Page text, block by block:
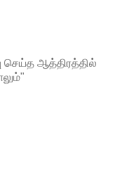
செய்த ஆத்திரத்தில்